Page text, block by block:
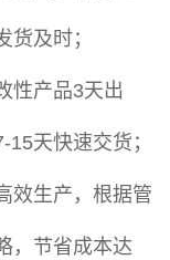
货及时；
性产品3天出
15天快速交货；
效生产，根据管
，节省成本达